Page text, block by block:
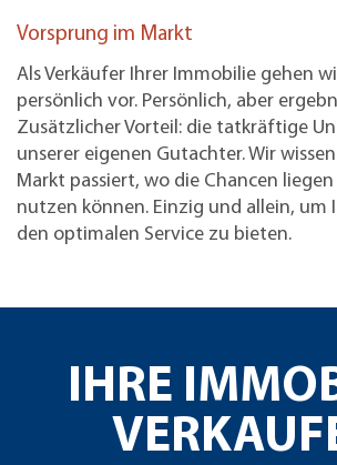
Vorsprung im Markt
Als Verkäufer Ihrer Immobilie gehen
persönlich vor. Persönlich, aber
Zusätzlicher Vorteil: die tatkräftige
unserer eigenen Gutachter. Wir
Markt passiert, wo die Chancen
nutzen können. Einzig und allein, um
den optimalen Service zu bieten.
IHRE